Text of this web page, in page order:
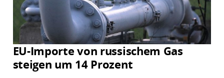
EU-Importe von russischem Gas
steigen um 14 Prozent